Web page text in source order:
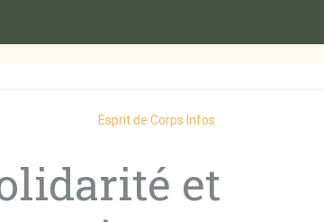
Esprit de Corps Infos
et